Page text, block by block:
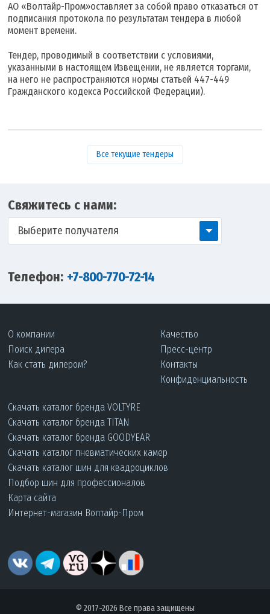
АО «Волтайр-Пром»оставляет за собой право отказаться от
подписания протокола по результатам тендера в любой
момент времени.
Тендер, проводимый в соответствии с условиями,
указанными в настоящем Извещении, не является торгами,
на него не распространяются нормы статьей 447-449
Гражданского кодекса Российской Федерации).
Все текущие тендеры
Свяжитесь с нами:
Выберите получателя
Телефон: +7-800-770-72-14
О компании
Поиск дилера
Как стать дилером?
Качество
Пресс-центр
Контакты
Конфиденциальность
Скачать каталог бренда VOLTYRE
Скачать каталог бренда TITAN
Скачать каталог бренда GOODYEAR
Скачать каталог пневматических камер
Скачать каталог шин для квадроциклов
Подбор шин для профессионалов
Карта сайта
Интернет-магазин Волтайр-Пром
© 2017-2026 Все права защищены